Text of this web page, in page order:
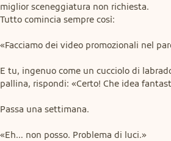
miglior sceneggiatura non richiesta.
Tutto comincia sempre così:
«Facciamo dei video promozionali nel
E tu, ingenuo come un cucciolo di
pallina, rispondi: «Certo! Che idea
Passa una settimana.
«Eh… non posso. Problema di luci.»